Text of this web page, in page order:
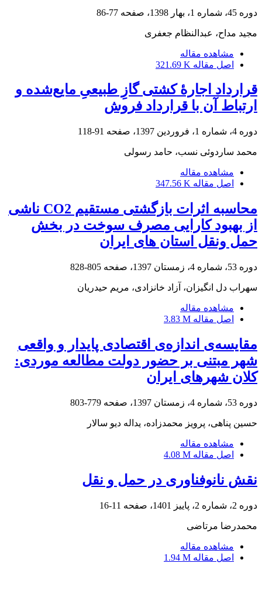
دوره 45، شماره 1، بهار 1398، صفحه 77-86
مجید مداح، عبدالنظام جعفری
مشاهده مقاله
اصل مقاله 321.69 K
قرارداد اجارۀ کشتی گازِ طبیعیِ مایع‌شده و
ارتباط آن با قرارداد فروش
دوره 4، شماره 1، فروردین 1397، صفحه 91-118
محمد ساردوئی نسب، حامد رسولی
مشاهده مقاله
اصل مقاله 347.56 K
محاسبه اثرات بازگشتی مستقیم CO2 ناشی
از بهبود کارایی مصرف سوخت در بخش
حمل ونقل استان های ایران
دوره 53، شماره 4، زمستان 1397، صفحه 805-828
سهراب دل انگیزان، آزاد خانزادی، مریم حیدریان
مشاهده مقاله
اصل مقاله 3.83 M
مقایسه‌ی اندازه‌ی اقتصادی پایدار و واقعی
شهر مبتنی بر حضور دولت مطالعه موردی:
کلان شهرهای ایران
دوره 53، شماره 4، زمستان 1397، صفحه 779-803
حسین پناهی، پرویز محمدزاده، یداله دیو سالار
مشاهده مقاله
اصل مقاله 4.08 M
نقش نانوفناوری در حمل و نقل
دوره 2، شماره 2، پاییز 1401، صفحه 11-16
محمدرضا مرتاضی
مشاهده مقاله
اصل مقاله 1.94 M